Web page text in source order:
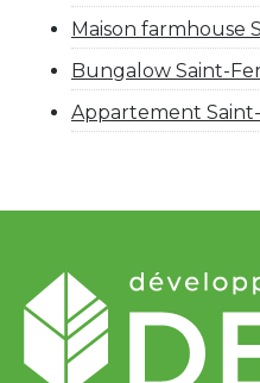
Maison farmhouse
Bungalow Saint-
Appartement